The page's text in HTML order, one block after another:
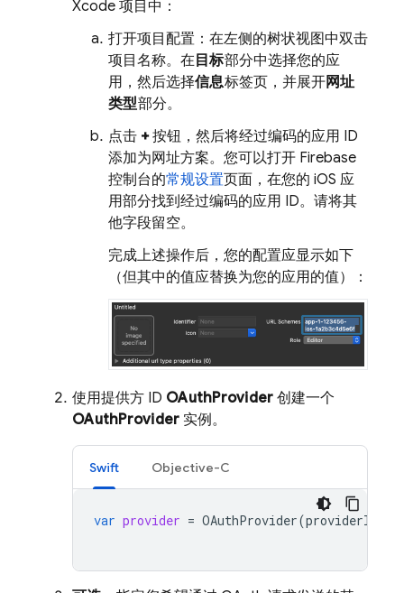
Xcode 项目中：
打开项目配置：在左侧的树状视图中双击
项目名称。在 目标部分中选择您的应
用，然后选择信息标签页，并展开网址
类型部分。
点击 +按钮，然后将经过编码的应用 ID
添加为网址方案。您可以打开 Firebase
控制台的常规设置页面，在您的 iOS 应
用部分找到经过编码的应用 ID。请将其
他字段留空。
完成上述操作后，您的配置应显示如下
（但其中的值应替换为您的应用的值）：
使用提供方 ID OAuthProvider 创建一个
OAuthProvider 实例。
Swift Objective-C
var provider = OAuthProvider(providerID